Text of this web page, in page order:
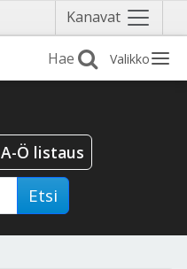
Kanavat Näytä
valikko
Valikko
A-Ö listaus
Etsi